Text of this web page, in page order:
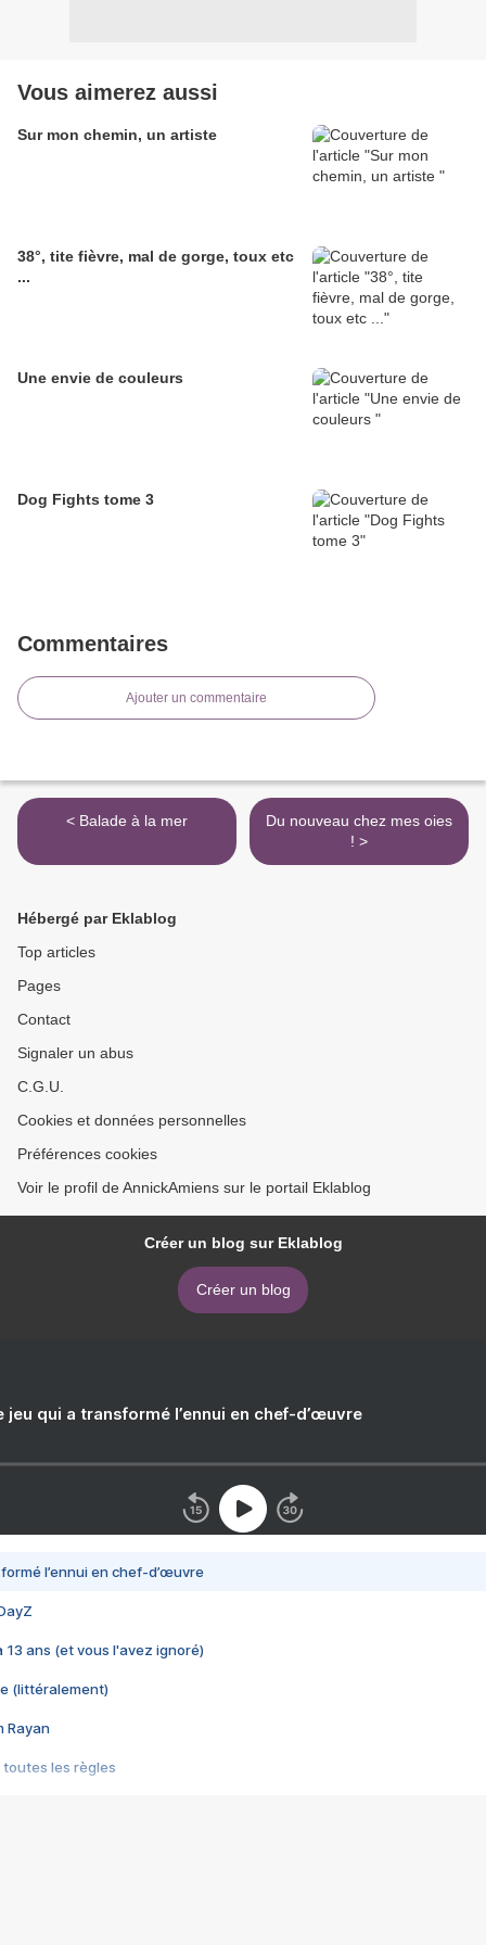
Vous aimerez aussi
Sur mon chemin, un artiste
38°, tite fièvre, mal de gorge, toux etc
...
Une envie de couleurs
Dog Fights tome 3
Commentaires
Ajouter un commentaire
< Balade à la mer
Du nouveau chez mes oies
! >
Hébergé par Eklablog
Top articles
Pages
Contact
Signaler un abus
C.G.U.
Cookies et données personnelles
Préférences cookies
Voir le profil de AnnickAmiens sur le portail Eklablog
Créer un blog sur Eklablog
Créer un blog
jeu qui a transformé l’ennui en chef-d’œuvre
l’ennui en chef-d’œuvre
13 ans (et vous l'avez ignoré)
(littéralement)
Rayan
toutes les règles